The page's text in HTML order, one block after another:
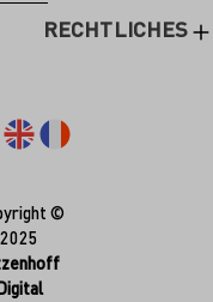
RECHTLICHES
©
2025